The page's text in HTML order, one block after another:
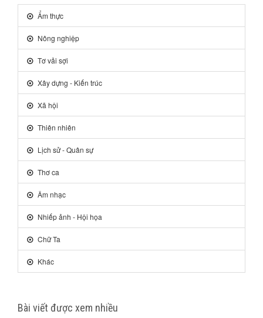
Ẩm thực
Nông nghiệp
Tơ vải sợi
Xây dựng - Kiến trúc
Xã hội
Thiên nhiên
Lịch sử - Quân sự
Thơ ca
Âm nhạc
Nhiếp ảnh - Hội họa
Chữ Ta
Khác
Bài viết được xem nhiều